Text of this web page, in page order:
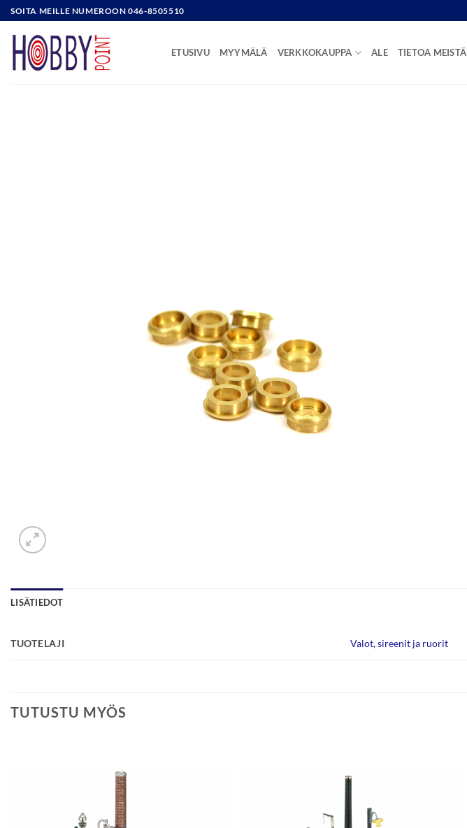
Skip
to
content
SOITA MEILLE NUMEROON 046-8505510
ETUSIVU MYYMÄLÄ VERKKOKAUPPA ALE TIETOA MEISTÄ
LISÄTIEDOT
TUOTELAJI Valot, sireenit ja ruorit
TUTUSTU MYÖS